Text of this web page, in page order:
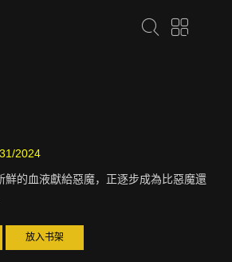
2024
鮮的血液獻給惡魔，正逐步成為比惡魔還
放入书架